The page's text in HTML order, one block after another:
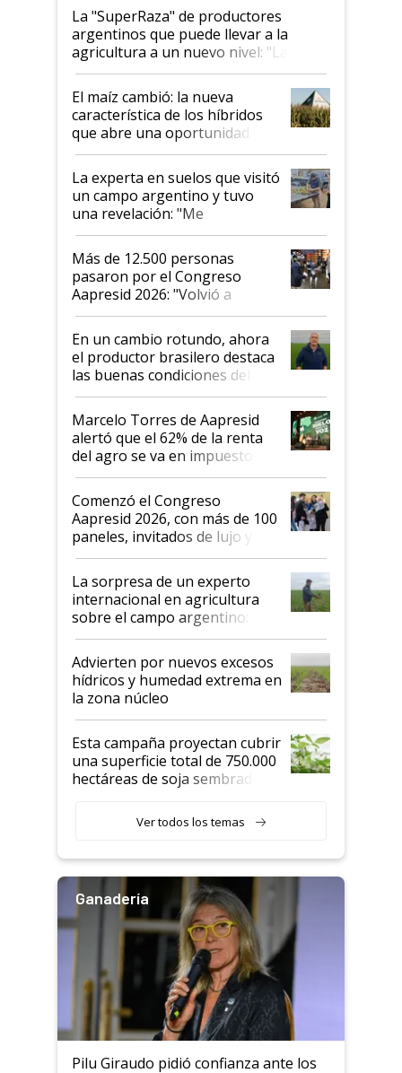
La "SuperRaza" de productores
argentinos que puede llevar a la
agricultura a un nuevo nivel: "Las
posibilidades de crecimiento son
infinitas"
El maíz cambió: la nueva
característica de los híbridos
que abre una oportunidad en
el lote
La experta en suelos que visitó
un campo argentino y tuvo
una revelación: "Me
impresionó mucho"
Más de 12.500 personas
pasaron por el Congreso
Aapresid 2026: "Volvió a
demostrar que hablar del
suelo es hablar de todo el
sistema productivo"
En un cambio rotundo, ahora
el productor brasilero destaca
las buenas condiciones del
agro argentino para invertir:
"Los veo más motivados"
Marcelo Torres de Aapresid
alertó que el 62% de la renta
del agro se va en impuestos:
"No es bueno que en
Argentina se sigan discutiendo
las mismas cosas de hace 50
años"
Comenzó el Congreso
Aapresid 2026, con más de 100
paneles, invitados de lujo y
todas las tendencias
La sorpresa de un experto
internacional en agricultura
sobre el campo argentino:
"Estoy muy impresionado"
Advierten por nuevos excesos
hídricos y humedad extrema en
la zona núcleo
Esta campaña proyectan cubrir
una superficie total de 750.000
hectáreas de soja sembradas
variedades que marcan un
salto tecnológico en genética y
Ver todos los temas
Ganadería
Pilu Giraudo pidió confianza ante los